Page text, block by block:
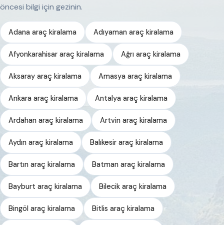
öncesi bilgi için gezinin.
Adana araç kiralama Adıyaman araç kiralama
Afyonkarahisar araç kiralama Ağrı araç kiralama
Aksaray araç kiralama Amasya araç kiralama
Ankara araç kiralama Antalya araç kiralama
Ardahan araç kiralama Artvin araç kiralama
Aydın araç kiralama Balıkesir araç kiralama
Bartın araç kiralama Batman araç kiralama
Bayburt araç kiralama Bilecik araç kiralama
Bingöl araç kiralama Bitlis araç kiralama